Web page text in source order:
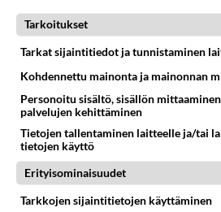
GRAFIIKKA JA KUVAT
kuinka kuvat voi siirtää
oon siirtäny mun kamerasta
(windows) ja haluasin siirtää ne
(android) koska en tee...
Aukusti.L
Tarkoitukset
Tarkat sijaintitiedot ja tunnistaminen
Kohdennettu mainonta ja mainonnan
Personoitu sisältö, sisällön
palvelujen kehittäminen
Tietojen tallentaminen laitteelle ja/tai
tietojen käyttö
Erityisominaisuudet
Tarkkojen sijaintitietojen käyttäminen